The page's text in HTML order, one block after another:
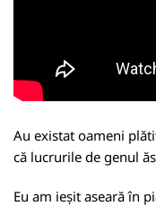
Au existat oameni
că lucrurile de genul
Eu am ieșit aseară în